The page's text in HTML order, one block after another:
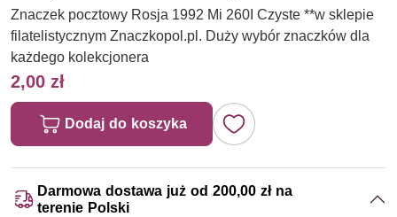
Znaczek pocztowy Rosja 1992 Mi 260I Czyste **w sklepie
filatelistycznym Znaczkopol.pl. Duży wybór znaczków dla
każdego kolekcjonera
2,00 zł
Dodaj do koszyka
Darmowa dostawa już od 200,00 zł na
terenie Polski